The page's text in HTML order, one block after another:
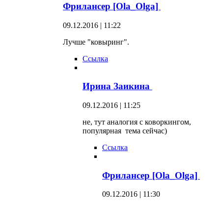
Фрилансер [Ola_Olga]
09.12.2016 | 11:22
Лучше "ковыринг".
Ссылка
Ирина Заикина
09.12.2016 | 11:25
не, тут аналогия с коворкингом,
популярная тема сейчас)
Ссылка
Фрилансер [Ola_Olga]
09.12.2016 | 11:30